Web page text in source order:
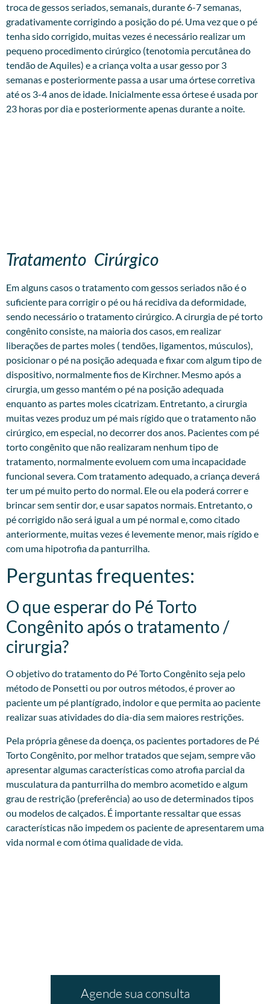
troca de gessos seriados, semanais, durante 6-7 semanas,
gradativamente corrigindo a posição do pé. Uma vez que o pé
tenha sido corrigido, muitas vezes é necessário realizar um
pequeno procedimento cirúrgico (tenotomia percutânea do
tendão de Aquiles) e a criança volta a usar gesso por 3
semanas e posteriormente passa a usar uma órtese corretiva
até os 3-4 anos de idade. Inicialmente essa órtese é usada por
23 horas por dia e posteriormente apenas durante a noite.
Tratamento Cirúrgico
Em alguns casos o tratamento com gessos seriados não é o
suficiente para corrigir o pé ou há recidiva da deformidade,
sendo necessário o tratamento cirúrgico. A cirurgia de pé torto
congênito consiste, na maioria dos casos, em realizar
liberações de partes moles ( tendões, ligamentos, músculos),
posicionar o pé na posição adequada e fixar com algum tipo de
dispositivo, normalmente fios de Kirchner. Mesmo após a
cirurgia, um gesso mantém o pé na posição adequada
enquanto as partes moles cicatrizam. Entretanto, a cirurgia
muitas vezes produz um pé mais rígido que o tratamento não
cirúrgico, em especial, no decorrer dos anos. Pacientes com pé
torto congênito que não realizaram nenhum tipo de
tratamento, normalmente evoluem com uma incapacidade
funcional severa. Com tratamento adequado, a criança deverá
ter um pé muito perto do normal. Ele ou ela poderá correr e
brincar sem sentir dor, e usar sapatos normais. Entretanto, o
pé corrigido não será igual a um pé normal e, como citado
anteriormente, muitas vezes é levemente menor, mais rígido e
com uma hipotrofia da panturrilha.​
Perguntas frequentes:
O que esperar do Pé Torto
Congênito após o tratamento /
cirurgia?​
O objetivo do tratamento do Pé Torto Congênito seja pelo
método de Ponsetti ou por outros métodos, é prover ao
paciente um pé plantígrado, indolor e que permita ao paciente
realizar suas atividades do dia-dia sem maiores restrições.
Pela própria gênese da doença, os pacientes portadores de Pé
Torto Congênito, por melhor tratados que sejam, sempre vão
apresentar algumas características como atrofia parcial da
musculatura da panturrilha do membro acometido e algum
grau de restrição (preferência) ao uso de determinados tipos
ou modelos de calçados. É importante ressaltar que essas
características não impedem os paciente de apresentarem uma
vida normal e com ótima qualidade de vida.
Agende sua consulta